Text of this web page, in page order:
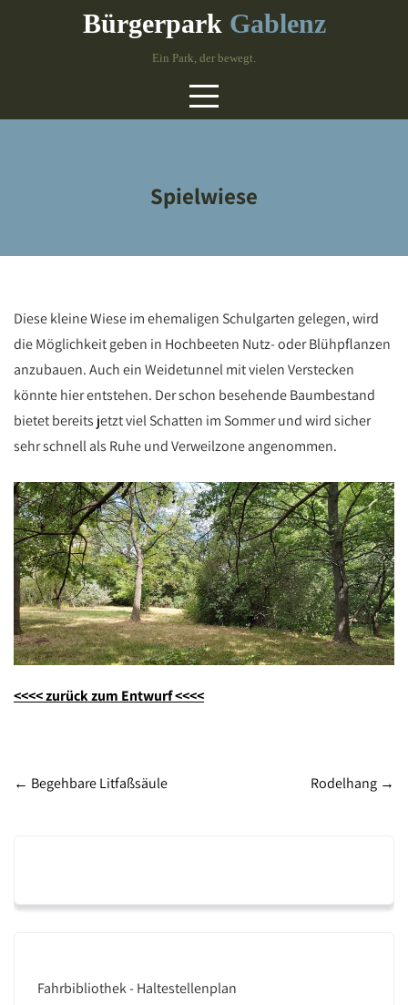
Bürgerpark Gablenz
Ein Park, der bewegt.
Spielwiese
Diese kleine Wiese im ehemaligen Schulgarten gelegen, wird
die Möglichkeit geben in Hochbeeten Nutz- oder Blühpflanzen
anzubauen. Auch ein Weidetunnel mit vielen Verstecken
könnte hier entstehen. Der schon besehende Baumbestand
bietet bereits jetzt viel Schatten im Sommer und wird sicher
sehr schnell als Ruhe und Verweilzone angenommen.
<<<< zurück zum Entwurf <<<<
Post
← Begehbare Litfaßsäule Rodelhang →
Fahrbibliothek - Haltestellenplan